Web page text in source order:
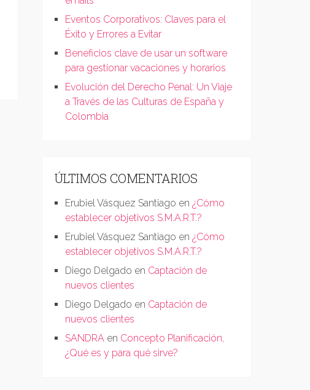
Eventos Corporativos: Claves para el
Éxito y Errores a Evitar
Beneficios clave de usar un software
para gestionar vacaciones y horarios
Evolución del Derecho Penal: Un Viaje
a Través de las Culturas de España y
Colombia
ÚLTIMOS COMENTARIOS
Erubiel Vásquez Santiago en¿Cómo
establecer objetivos S.M.A.R.T.?
Erubiel Vásquez Santiago en¿Cómo
establecer objetivos S.M.A.R.T.?
Diego Delgado en Captación de
nuevos clientes
Diego Delgado en Captación de
nuevos clientes
SANDRA en Concepto Planificación,
¿Qué es y para qué sirve?